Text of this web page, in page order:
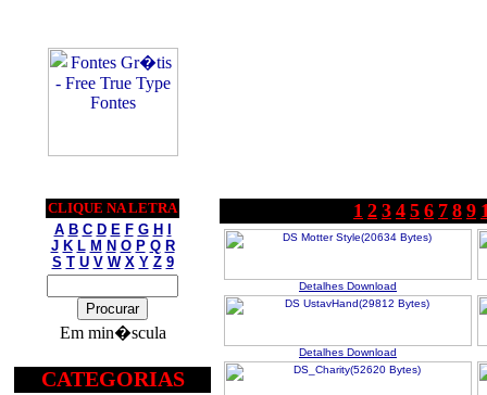
CLIQUE NA LETRA
A B C D E F G H
J K L M N O P Q R
S T U V W X Y Z 9
Em min�scula
CATEGORIAS
1 2 3 4 5 6 7 8 9
Detalhes Download
Detalhes Download